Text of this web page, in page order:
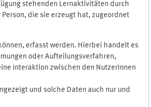
stehenden Lernaktivitäten durch
die sie erzeugt hat, zugeordnet
erfasst werden. Hierbei handelt es
oder Aufteilungsverfahren,
Interaktion zwischen den NutzerInnen
und solche Daten auch nur und